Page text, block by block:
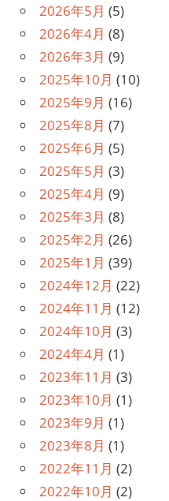
2026年5月 (5)
2026年4月 (8)
2026年3月 (9)
2025年10月 (10)
2025年9月 (16)
2025年8月 (7)
2025年6月 (5)
2025年5月 (3)
2025年4月 (9)
2025年3月 (8)
2025年2月 (26)
2025年1月 (39)
2024年12月 (22)
2024年11月 (12)
2024年10月 (3)
2024年4月 (1)
2023年11月 (3)
2023年10月 (1)
2023年9月 (1)
2023年8月 (1)
2022年11月 (2)
2022年10月 (2)